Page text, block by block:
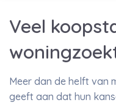
Veel
Meer dan de helft van
geeft aan dat hun